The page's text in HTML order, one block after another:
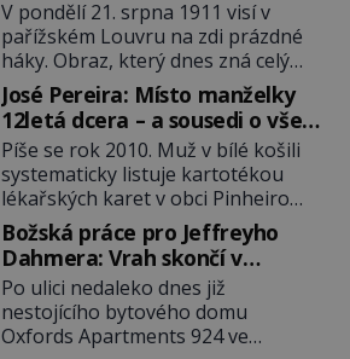
na 19 vraždách, vydírání a lichvy. A
samozřejmě, krom toho je ještě
drogový dealer, který neváhá
odstranit z cesty všechny práskače,
zatímco […]
nezvěstný
V pondělí 21. srpna 1911 visí v
pařížském Louvru na zdi prázdné
háky. Obraz, který dnes zná celý
svět, je pryč. Zpočátku si nikdo
nemyslí, že jde o krádež.
Zaměstnanci jsou přesvědčeni, že
Mona Lisa je jen v restaurátorské
dílně nebo u fotografa. Když se
ukáže pravda, propukne jeden z
největších honů na zloděje v […]
José Pereira: Místo manželky
12letá dcera – a sousedi o všem
vědí!
Píše se rok 2010. Muž v bílé košili
systematicky listuje kartotékou
lékařských karet v obci Pinheiro
ležící asi 20 kilometrů od farmy s
podivínským majitelem. Něco tu
nesedí. Ledaže… Ledaže by ta
mladá dívka z farmy byla ne
manželkou, ale dcerou – a všechny
ty děti byly zplozené v incestu. Na
Božská práce pro Jeffreyho
Dahmera: Vrah skončí v
tratolišti krve ve vězeňských
umývárnách
Po ulici nedaleko dnes již
nestojícího bytového domu
Oxfords Apartments 924 ve